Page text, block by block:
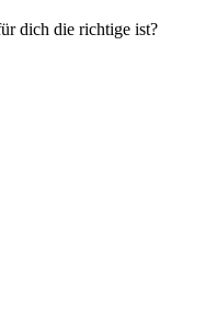
dich die richtige ist?